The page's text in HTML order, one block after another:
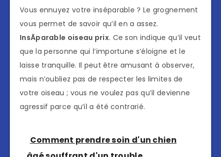
Vous ennuyez votre inséparable ? Le grognement
vous permet de savoir qu’il en a assez.
InsÃparable oiseau prix. Ce son indique qu’il veut
que la personne qui l’importune s’éloigne et le
laisse tranquille. Il peut être amusant à observer,
mais n’oubliez pas de respecter les limites de
votre oiseau ; vous ne voulez pas qu’il devienne
agressif parce qu’il a été contrarié.
Comment prendre soin d'un chien